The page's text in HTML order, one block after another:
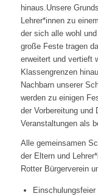
hinaus.Unsere
Lehrer*innen zu
der sich alle wohl
große Feste tragen
erweitert und vertieft
Klassengrenzen
Nachbarn unserer
werden zu einigen
der Vorbereitung und
Veranstaltungen als
Alle gemeinsamen
der Eltern und
Rotter Bürgerverein